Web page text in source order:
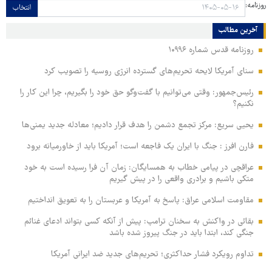
روزنامه: انتخاب
آخرین مطالب
روزنامه قدس شماره ۱۰۹۹۶
سنای آمریکا لایحه تحریم‌های گسترده انرژی روسیه را تصویب کرد
رئیس‌جمهور: وقتی می‌توانیم با گفت‌وگو حق خود را بگیریم، چرا این کار را
نکنیم؟
یحیی سریع: مرکز تجمع دشمن را هدف قرار دادیم؛ معادله جدید یمنی‌ها
فارن افرز : جنگ با ایران یک فاجعه است؛ آمریکا باید از خاورمیانه برود
عراقچی در پیامی خطاب به همسایگان: زمان آن فرا رسیده است به خود
متکی باشیم و برادری واقعی را در پیش گیریم
مقاومت اسلامی عراق: پاسخ به آمریکا و عربستان را به تعویق انداختیم
بقائی در واکنش به سخنان ترامپ: پیش از آنکه کسی بتواند ادعای غنائم
جنگی کند، ابتدا باید در جنگ پیروز شده باشد
تداوم رویکرد فشار حداکثری؛ تحریم‌های جدید ضد ایرانی آمریکا